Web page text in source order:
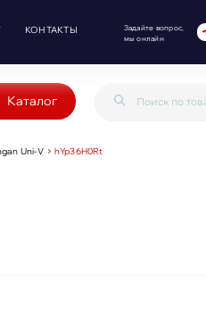
КОНТАКТЫ
Задайте вопрос,
мы онлайн
Каталог
Uni-V hYp36H0Rt